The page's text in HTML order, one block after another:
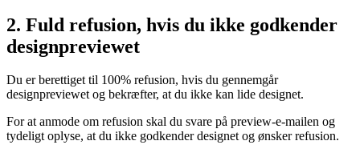
2. Fuld refusion, hvis du ikke godkender
designpreviewet
Du er berettiget til 100% refusion, hvis du gennemgår
designpreviewet og bekræfter, at du ikke kan lide designet.
For at anmode om refusion skal du svare på preview-e-mailen og
tydeligt oplyse, at du ikke godkender designet og ønsker refusion.